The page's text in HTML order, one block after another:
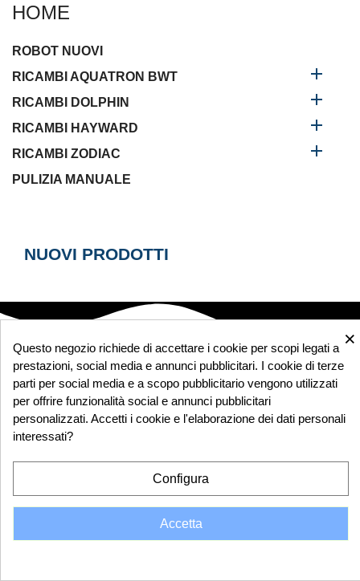
HOME
ROBOT NUOVI
RICAMBI AQUATRON BWT

RICAMBI DOLPHIN 
RICAMBI HAYWARD 
RICAMBI ZODIAC 
PULIZIA MANUALE
NUOVI PRODOTTI
PRODOTTI 
LA NOSTRA AZIENDA
IL TUO ACCOUNT
INFORMAZIONI NEGOZIO
Web site design, testi e grafica © 2022 Piscine Market di Pellegrini
×
Questo negozio richiede di accettare i cookie per scopi legati a
prestazioni, social media e annunci pubblicitari. I cookie di terze
parti per social media e a scopo pubblicitario vengono utilizzati
per offrire funzionalità social e annunci pubblicitari
personalizzati. Accetti i cookie e l'elaborazione dei dati personali
interessati?
Configura
Accetta